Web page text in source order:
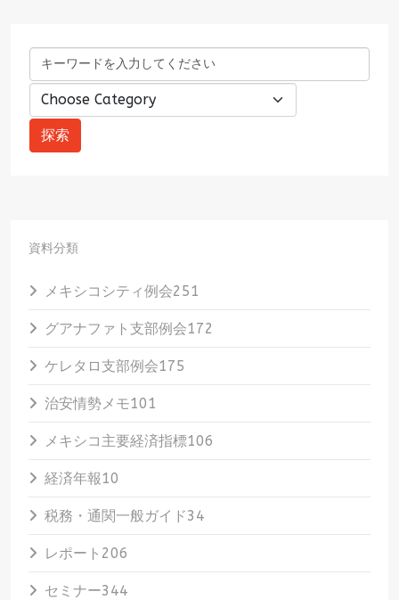
資料分類
メキシコシティ例会251
グアナファト支部例会172
ケレタロ支部例会175
治安情勢メモ101
メキシコ主要経済指標106
経済年報10
税務・通関一般ガイド34
レポート 206
セミナー344